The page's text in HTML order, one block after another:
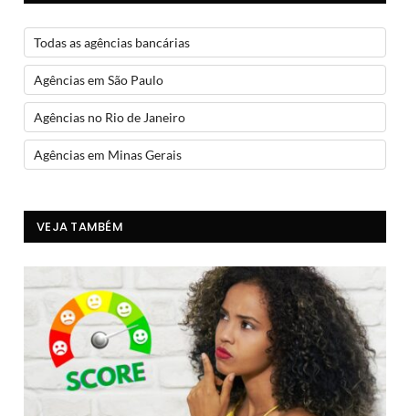
Todas as agências bancárias
Agências em São Paulo
Agências no Rio de Janeiro
Agências em Minas Gerais
VEJA TAMBÉM